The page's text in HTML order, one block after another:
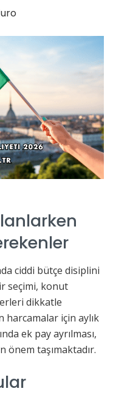
ciddi bütçe disiplini
seçimi, konut
dikkatle
için aylık
ek pay ayrılması,
önem taşımaktadır.